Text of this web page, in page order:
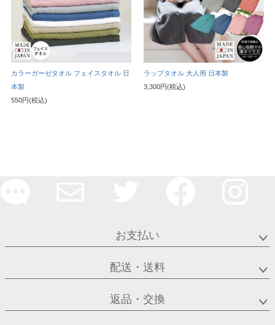
カラーガーゼタオル フェイスタオル 日
本製
550円(税込)
ラップタオル 大人用 日本製
3,300円(税込)
お支払い
配送・送料
返品・交換